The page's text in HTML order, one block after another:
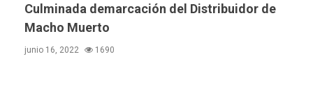
Culminada demarcación del Distribuidor de
Macho Muerto
junio 16, 2022 1690